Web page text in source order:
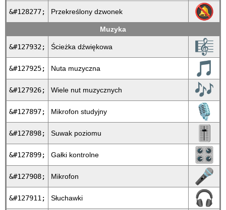
&#128277; Przekreślony dzwonek 🔕
Muzyka
&#127932; Ścieżka dźwiękowa 🎼
&#127925; Nuta muzyczna 🎵
&#127926; Wiele nut muzycznych 🎶
&#127897; Mikrofon studyjny 🎙
&#127898; Suwak poziomu 🎚
&#127899; Gałki kontrolne 🎛
&#127908; Mikrofon 🎤
&#127911; Słuchawki 🎧